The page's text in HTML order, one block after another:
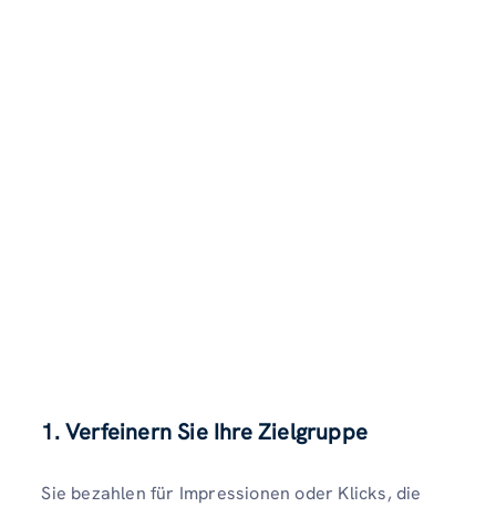
1. Verfeinern Sie Ihre Zielgruppe
Sie bezahlen für Impressionen oder Klicks, die